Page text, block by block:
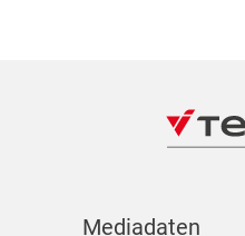
Mediadaten